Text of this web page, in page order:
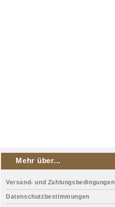
Mehr über...
Versand- und Zahlungsbedingungen
Datenschutzbestimmungen